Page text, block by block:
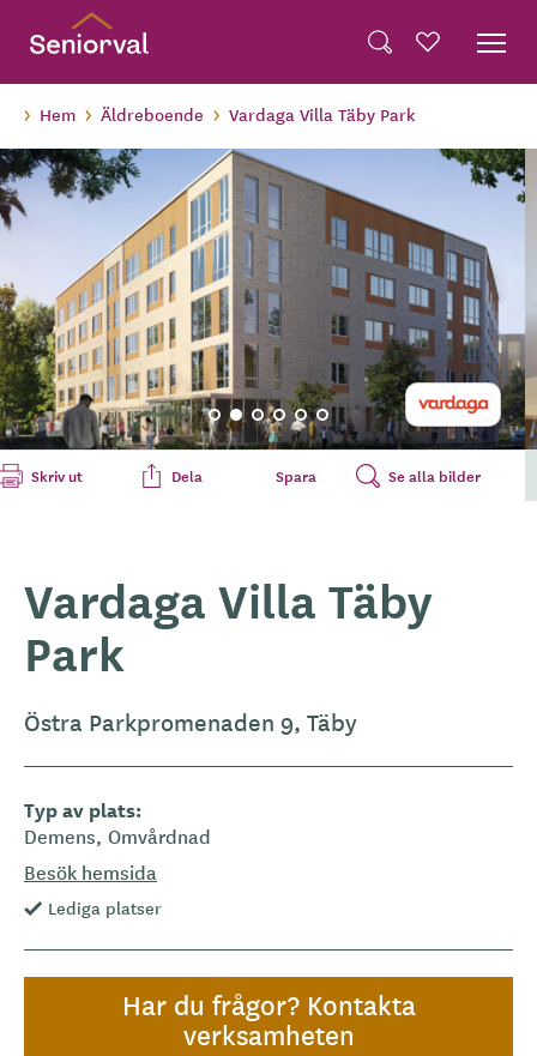
Hem Äldreboende Vardaga Villa Täby Park
Skriv ut Dela Spara Se alla bilder
Vardaga Villa Täby
Park
Östra Parkpromenaden 9, Täby
Typ av plats
Demens Omvårdnad
Besök hemsida
Lediga platser
Har du frågor? Kontakta
verksamheten
Translate